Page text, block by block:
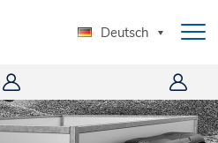
Deutsch